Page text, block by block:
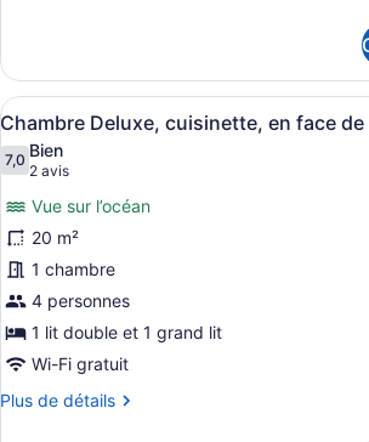
lits
doubles,
en
face
de
la
plage
Chambre
double,
2
doubles,
face
de
la
plage
Afficher
toutes
les
photos
pour
ce
type
de
chambre :
Chambre
Deluxe,
cuisinette,
Un balcon
25
Chambre Deluxe, cuisinette, en face de
7,07,0 sur 10
Bien
2 avis
(2 avis)
Vue sur l’océan
20 m²
1 chambre
4 personnes
1 lit double et 1 grand lit
Wi-Fi gratuit
Plus de détails
Plus